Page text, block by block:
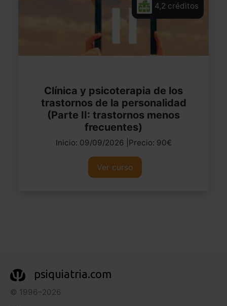
4,2 créditos
Clínica y psicoterapia de los
trastornos de la personalidad
(Parte II: trastornos menos
frecuentes)
Inicio: 09/09/2026 |Precio: 90€
Ver curso
psiquiatria.com
© 1996–2026